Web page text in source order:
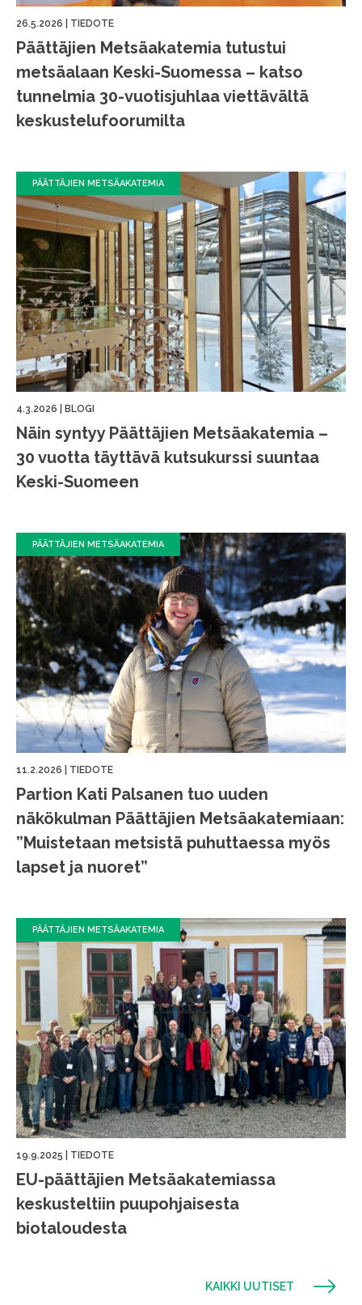
26.5.2026 TIEDOTE
Päättäjien Metsäakatemia tutustui
metsäalaan Keski-Suomessa – katso
tunnelmia 30-vuotisjuhlaa viettävältä
keskustelufoorumilta
PÄÄTTÄJIEN METSÄAKATEMIA
4.3.2026 BLOGI
Näin syntyy Päättäjien Metsäakatemia –
30 vuotta täyttävä kutsukurssi suuntaa
Keski-Suomeen
PÄÄTTÄJIEN METSÄAKATEMIA
11.2.2026 TIEDOTE
Partion Kati Palsanen tuo uuden
näkökulman Päättäjien Metsäakatemiaan:
”Muistetaan metsistä puhuttaessa myös
lapset ja nuoret”
PÄÄTTÄJIEN METSÄAKATEMIA
19.9.2025 TIEDOTE
EU-päättäjien Metsäakatemiassa
keskusteltiin puupohjaisesta
biotaloudesta
KAIKKI UUTISET